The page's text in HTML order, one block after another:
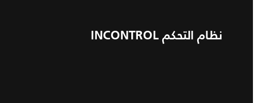
نظام التحكم INCONTROL